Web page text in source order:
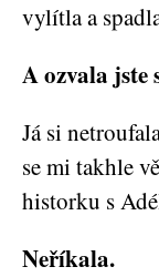
vylítla a
A ozvala jste
Já si
se mi takhle
historku s
Neříkala.